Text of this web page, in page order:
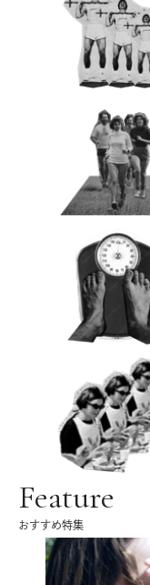
Feature
おすすめ特集